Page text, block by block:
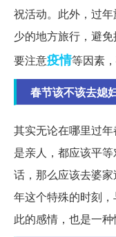
祝活动。此外，过
少的地方旅行，避
要注意疫情等因素
春节该不该去媳
其实无论在哪里过
是亲人，都应该平
话，那么应该去婆
年这个特殊的时刻
此的感情，也是一种